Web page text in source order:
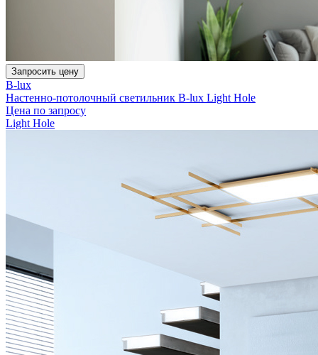
Запросить цену
B-lux
Настенно-потолочный светильник B-lux Light Hole
Цена по запросу
Light Hole